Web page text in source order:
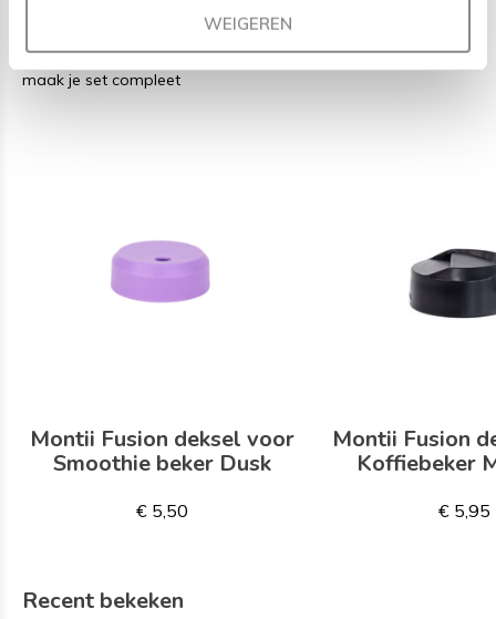
WEIGEREN
Bijpassende producten
maak je set compleet
Montii Fusion deksel voor
Smoothie beker Dusk
€ 5,50
Montii Fusion
Koffiebeker
€ 5,95
Recent bekeken